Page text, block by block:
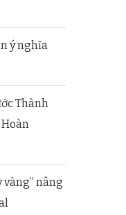
ý nghĩa
Thành
vàng” nâng